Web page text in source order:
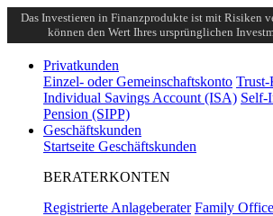
Das Investieren in Finanzprodukte ist mit Risiken
können den Wert Ihres ursprünglichen
Privatkunden
Einzel- oder Gemeinschaftskonto
Individual Savings Account (ISA) Self-
Pension (SIPP)
Geschäftskunden
Startseite Geschäftskunden
BERATERKONTEN
Registrierte Anlageberater Family